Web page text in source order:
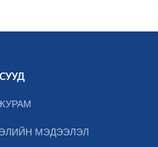
МЭДЭЭЛЭЛ